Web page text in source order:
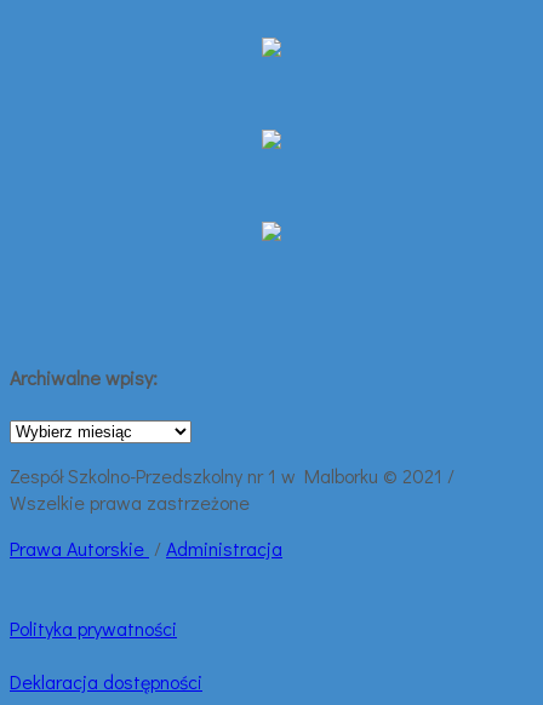
Archiwalne wpisy:
Archiwalne
Zespół Szkolno-Przedszkolny nr 1 w Malborku © 2021 /
Wszelkie prawa zastrzeżone
Prawa Autorskie /Administracja
Polityka prywatności
Deklaracja dostępności